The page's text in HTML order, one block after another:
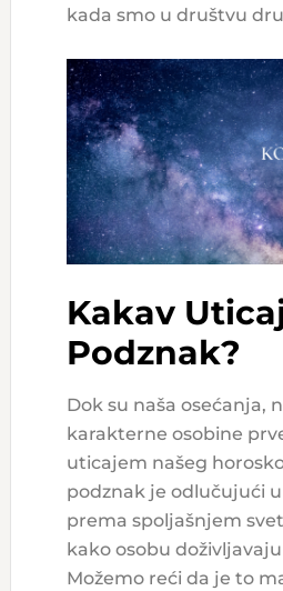
kada smo u društvu
Kakav
Podznak?
Dok su naša osećanja,
karakterne osobine
uticajem našeg
podznak je odlučujući
prema spoljašnjem
kako osobu
Možemo reći da je to